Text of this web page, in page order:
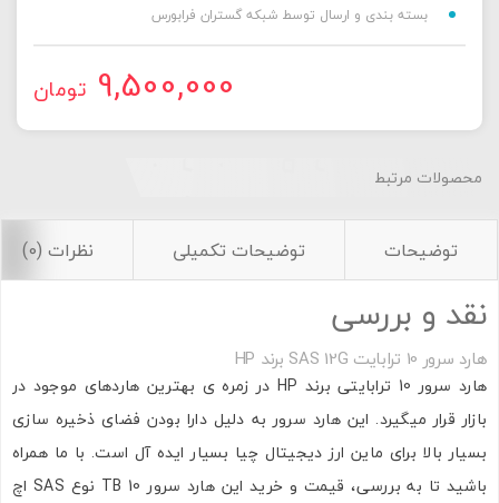
بسته بندی و ارسال توسط شبکه گستران فرابورس
9,500,000 تومان
محصولات مرتبط
توضیحات توضیحات تکمیلی نظرات (0)
نقد و بررسی
هارد سرور 10 ترابایت SAS 12G برند HP
هارد سرور 10 ترابایتی برند HP در زمره ی بهترین هاردهای موجود در
بازار قرار میگیرد. این هارد سرور به دلیل دارا بودن فضای ذخیره سازی
بسیار بالا برای ماین ارز دیجیتال چیا بسیار ایده آل است. با ما همراه
باشید تا به بررسی، قیمت و خرید این هارد سرور 10 TB نوع SAS اچ